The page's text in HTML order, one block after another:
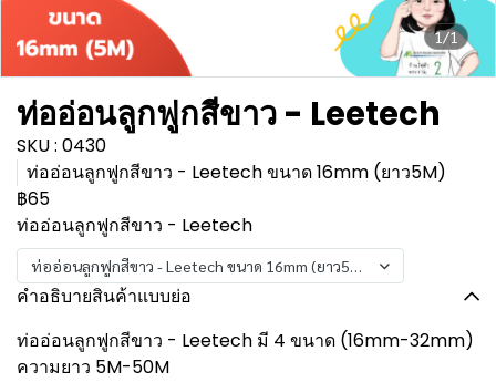
1/1
ท่ออ่อนลูกฟูกสีขาว - Leetech
SKU : 0430
ท่ออ่อนลูกฟูกสีขาว - Leetech ขนาด 16mm (ยาว5M)
฿65
ท่ออ่อนลูกฟูกสีขาว - Leetech
ท่ออ่อนลูกฟูกสีขาว - Leetech ขนาด 16mm (ยาว5M)
คำอธิบายสินค้าแบบย่อ
ท่ออ่อนลูกฟูกสีขาว - Leetech มี 4 ขนาด (16mm-32mm)
ความยาว 5M-50M